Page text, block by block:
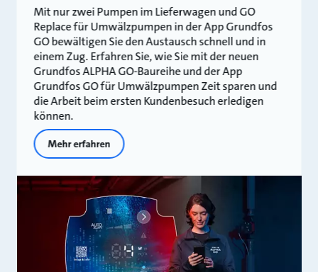
Mit nur zwei Pumpen im Lieferwagen und GO
Replace für Umwälzpumpen in der App Grundfos
GO bewältigen Sie den Austausch schnell und in
einem Zug. Erfahren Sie, wie Sie mit der neuen
Grundfos ALPHA GO-Baureihe und der App
Grundfos GO für Umwälzpumpen Zeit sparen und
die Arbeit beim ersten Kundenbesuch erledigen
können.
Mehr erfahren